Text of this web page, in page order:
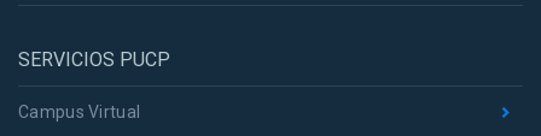
SERVICIOS PUCP
Campus Virtual